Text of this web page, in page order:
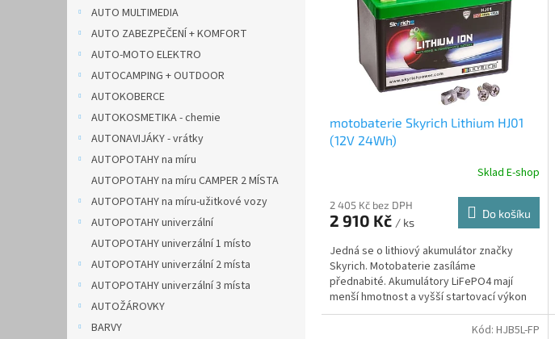
AUTO MULTIMEDIA
AUTO ZABEZPEČENÍ + KOMFORT
AUTO-MOTO ELEKTRO
AUTOCAMPING + OUTDOOR
AUTOKOBERCE
AUTOKOSMETIKA - chemie
AUTONAVIJÁKY - vrátky
AUTOPOTAHY na míru
AUTOPOTAHY na míru CAMPER 2 MÍSTA
AUTOPOTAHY na míru-užitkové vozy
AUTOPOTAHY univerzální
AUTOPOTAHY univerzální 1 místo
AUTOPOTAHY univerzální 2 místa
AUTOPOTAHY univerzální 3 místa
AUTOŽÁROVKY
BARVY
motobaterie Skyrich Lithium HJ01
(12V 24Wh)
Sklad E-shop
2 405 Kč bez DPH
2 910 Kč / ks
Do košíku
Jedná se o lithiový akumulátor značky
Skyrich. Motobaterie zasíláme
přednabité. Akumulátory LiFePO4 mají
menší hmotnost a vyšší startovací výkon
než...
Kód: HJB5L-FP